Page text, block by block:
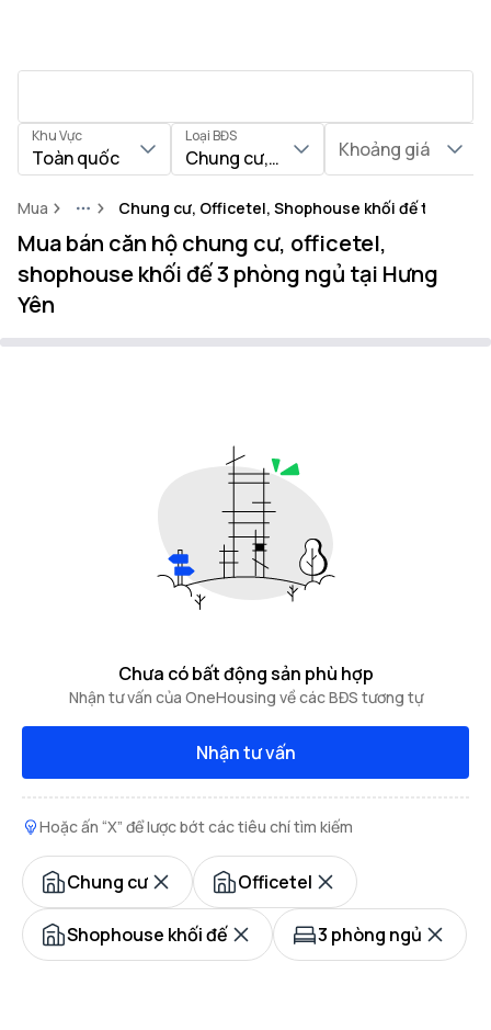
Khu Vực
Toàn quốc
Loại BĐS
Chung cư, Officetel, Shophouse khối
Khoảng giá
Mua MoreChung cư, Officetel, Shophouse khối đế tại Tỉnh
Mua bán căn hộ chung cư, officetel,
shophouse khối đế 3 phòng ngủ tại Hưng
Yên
Chưa có bất động sản phù hợp
Nhận tư vấn của OneHousing về các BĐS tương tự
Nhận tư vấn
Hoặc ấn “X” để lược bớt các tiêu chí tìm kiếm
Chung cư Officetel
Shophouse khối đế 3 phòng ngủ